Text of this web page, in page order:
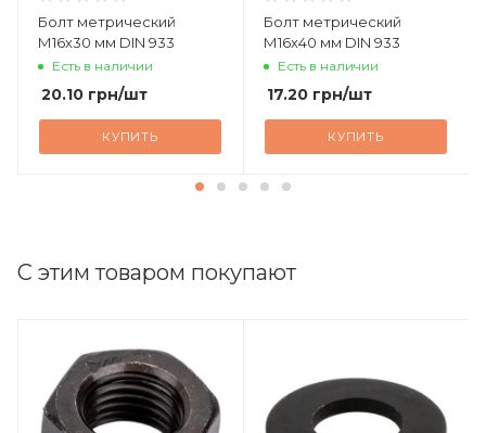
Болт метрический
М16х30 мм DIN 933
Есть в наличии
20.10 грн/шт
КУПИТЬ
Болт метрический
М16х40 мм DIN 933
Есть в наличии
17.20 грн/шт
КУПИТЬ
С этим товаром покупают